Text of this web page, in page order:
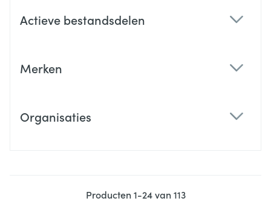
Actieve bestandsdelen
Merken
Organisaties
Producten1-24van113